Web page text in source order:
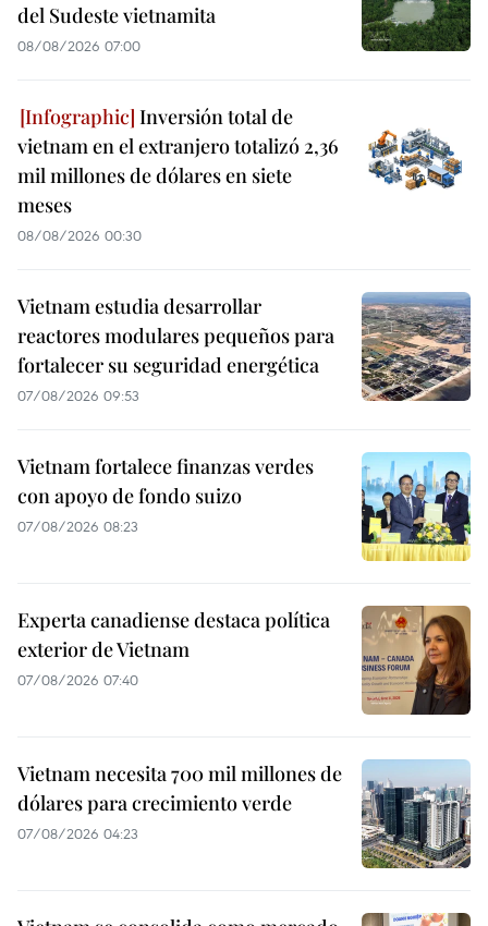
del Sudeste vietnamita
08/08/2026 07:00
Inversión total de
vietnam en el extranjero totalizó 2,36
mil millones de dólares en siete
meses
08/08/2026 00:30
Vietnam estudia desarrollar
reactores modulares pequeños para
fortalecer su seguridad energética
07/08/2026 09:53
Vietnam fortalece finanzas verdes
con apoyo de fondo suizo
07/08/2026 08:23
Experta canadiense destaca política
exterior de Vietnam
07/08/2026 07:40
Vietnam necesita 700 mil millones de
dólares para crecimiento verde
07/08/2026 04:23